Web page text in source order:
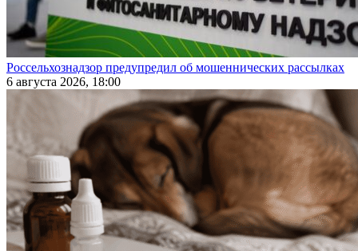
Россельхознадзор предупредил об мошеннических рассылках
6 августа 2026, 18:00